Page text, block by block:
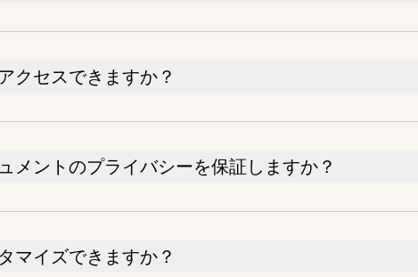
クセスできますか？
メントのプライバシーを保証しますか？
マイズできますか？